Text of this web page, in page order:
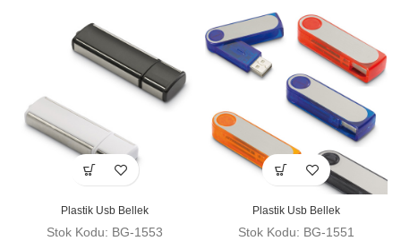
Plastik Usb Bellek
Stok Kodu: BG-1553
Plastik Usb Bellek
Stok Kodu: BG-1551